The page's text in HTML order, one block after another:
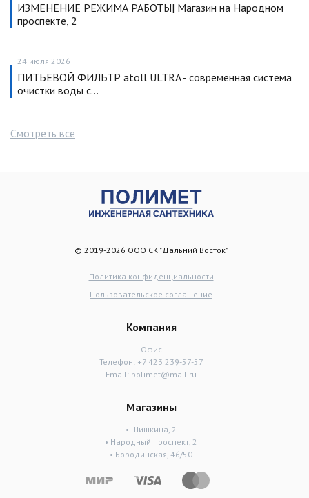
ИЗМЕНЕНИЕ РЕЖИМА РАБОТЫ| Магазин на Народном
проспекте, 2
24 июля 2026
ПИТЬЕВОЙ ФИЛЬТР atoll ULTRA - современная система
очистки воды с…
Смотреть все
© 2019-2026 ООО СК "Дальний Восток"
Политика конфиденциальности
Пользовательское соглашение
Компания
Офис
Телефон: +7 423 239-57-57
Email: polimet@mail.ru
Магазины
• Шишкина, 2
• Народный проспект, 2
• Бородинская, 46/50